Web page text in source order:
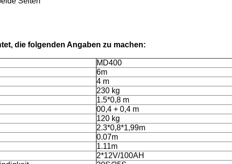
die folgenden Angaben zu machen:
MD400
6m
4 m
230 kg
1.5*0,8 m
00,4 + 0,4 m
120 kg
2.3*0,8*1,99m
0.07m
1.11m
2*12V/100AH